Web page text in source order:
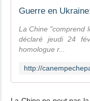
La Chine "comprend
déclaré jeudi 24
homologue r...